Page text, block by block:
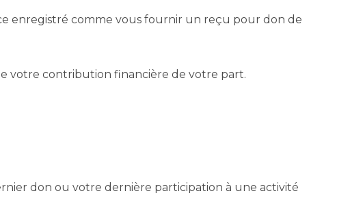
enregistré comme vous fournir un reçu pour don de
votre contribution financière de votre part.
don ou votre dernière participation à une activité